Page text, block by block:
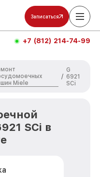
Записаться
+7 (812) 214-74-99
Miele
/
G
6921
SCi
SCi в